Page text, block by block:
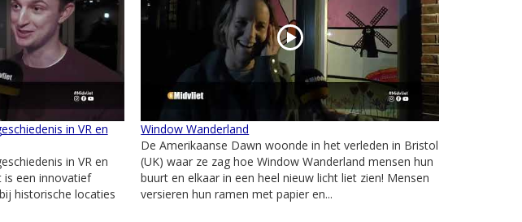
in VR en
in VR en
een innovatief
historische locaties
Window Wanderland
De Amerikaanse Dawn woonde in het verleden in Bristol
(UK) waar ze zag hoe Window Wanderland mensen hun
buurt en elkaar in een heel nieuw licht liet zien! Mensen
versieren hun ramen met papier en...